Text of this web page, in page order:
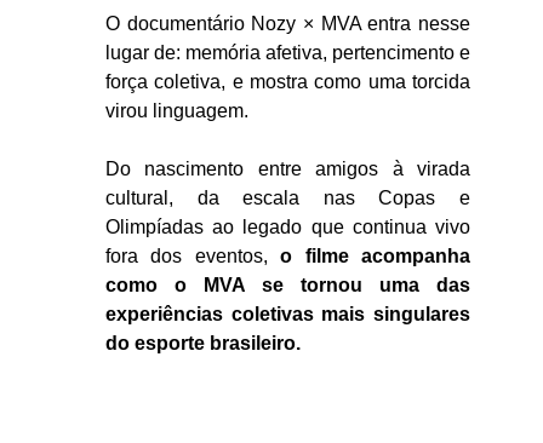
O documentário Nozy × MVA entra nesse
lugar de: memória afetiva, pertencimento e
força coletiva, e mostra como uma torcida
virou linguagem.
Do nascimento entre amigos à virada
cultural, da escala nas Copas e
Olimpíadas ao legado que continua vivo
fora dos eventos,o filme acompanha
como o MVA se tornou uma das
experiências coletivas mais singulares
do esporte brasileiro.